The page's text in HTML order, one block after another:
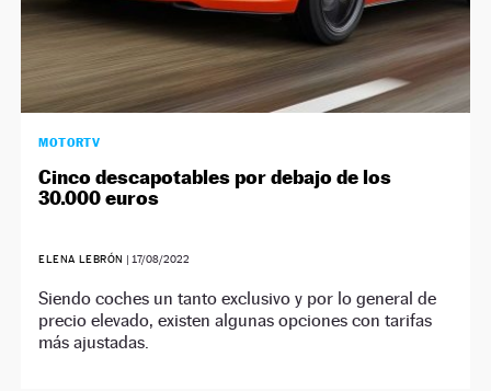
MOTORTV
Cinco descapotables por debajo de los
30.000 euros
ELENA LEBRÓN | 17/08/2022
Siendo coches un tanto exclusivo y por lo general de
precio elevado, existen algunas opciones con tarifas
más ajustadas.